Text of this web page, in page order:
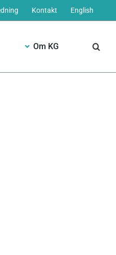
Kontakt English
Om KG